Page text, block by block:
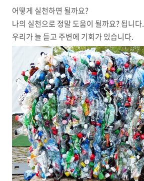
어떻게 실천하면 될까요?
나의 실천으로 정말 도움이 될까요? 됩니다.
우리가 늘 듣고 주변에 기회가 있습니다.